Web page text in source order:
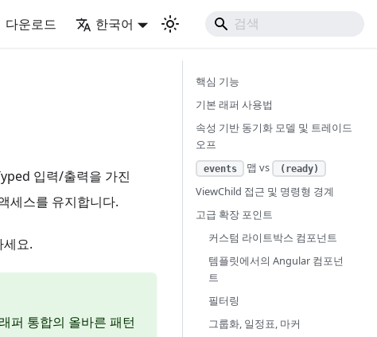
다운로드 한국어
입력/출력을 가진
세스를 유지합니다.
세요.
퍼 통합의 올바른 패턴
핵심 기능
기본 래퍼 사용법
속성 기반 동기화 모델 및 트레이드
오프
events 맵 vs (ready)
ViewChild 접근 및 명령형 경계
고급 확장 포인트
커스텀 라이트박스 컴포넌트
템플릿에서의 Angular 컴포넌
트
필터링
그룹화, 일정표, 마커